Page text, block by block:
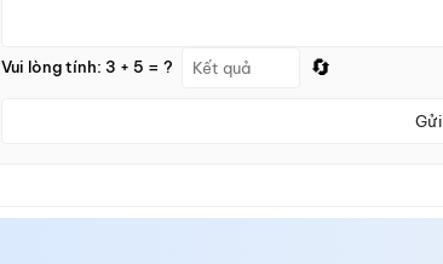
Vui lòng tính: 3 + 5 = ? 🔄
Gửi